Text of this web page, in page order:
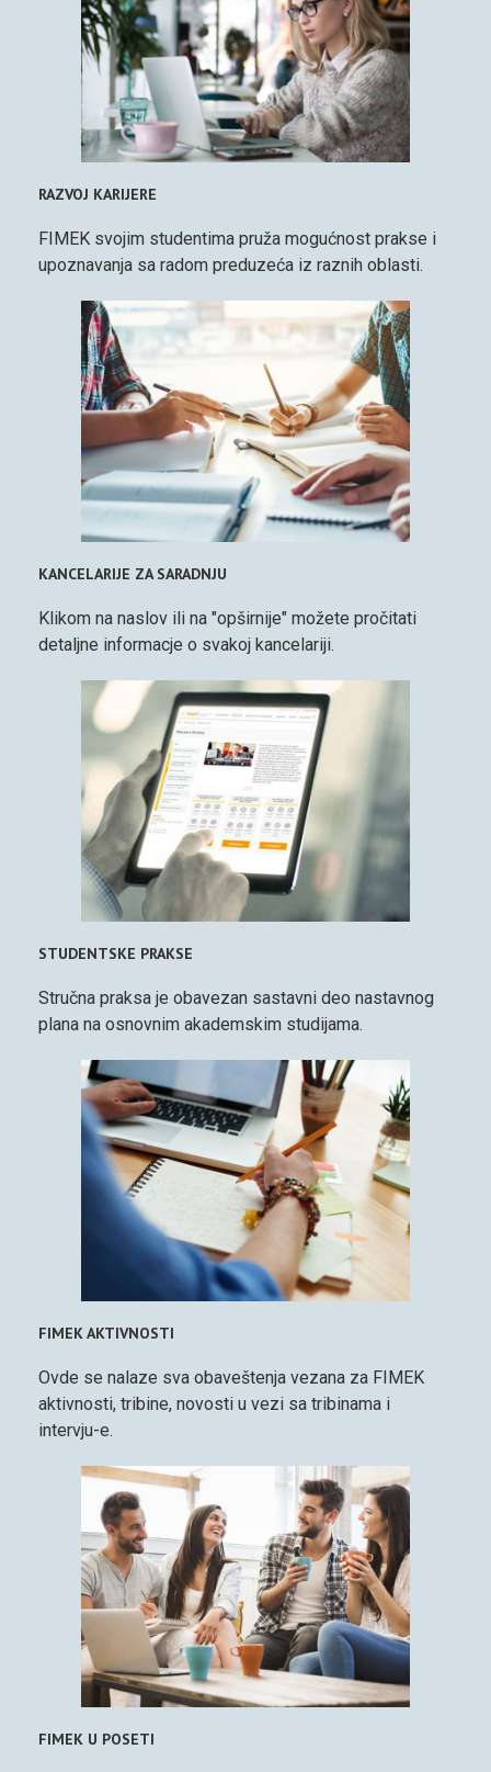
RAZVOJ KARIJERE
FIMEK svojim studentima pruža mogućnost prakse i
upoznavanja sa radom preduzeća iz raznih oblasti.
KANCELARIJE ZA SARADNJU
Klikom na naslov ili na "opširnije" možete pročitati
detaljne informacje o svakoj kancelariji.
STUDENTSKE PRAKSE
Stručna praksa je obavezan sastavni deo nastavnog
plana na osnovnim akademskim studijama.
FIMEK AKTIVNOSTI
Ovde se nalaze sva obaveštenja vezana za FIMEK
aktivnosti, tribine, novosti u vezi sa tribinama i
intervju-e.
FIMEK U POSETI